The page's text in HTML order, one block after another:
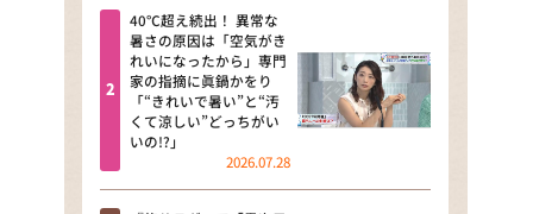
news おかえり
河合＆A.B.C-Z塚田×福井アナ
「なんでやねん！？」（news お
かえり）
DAIGOも台所 ～きょうの献立 何
にする？～
40℃超え続出！ 異常な
暑さの原因は「空気がき
れいになったから」専門
家の指摘に眞鍋かをり
「“きれいで暑い”と“汚
くて涼しい”どっちがい
いの!?」
2026.07.28